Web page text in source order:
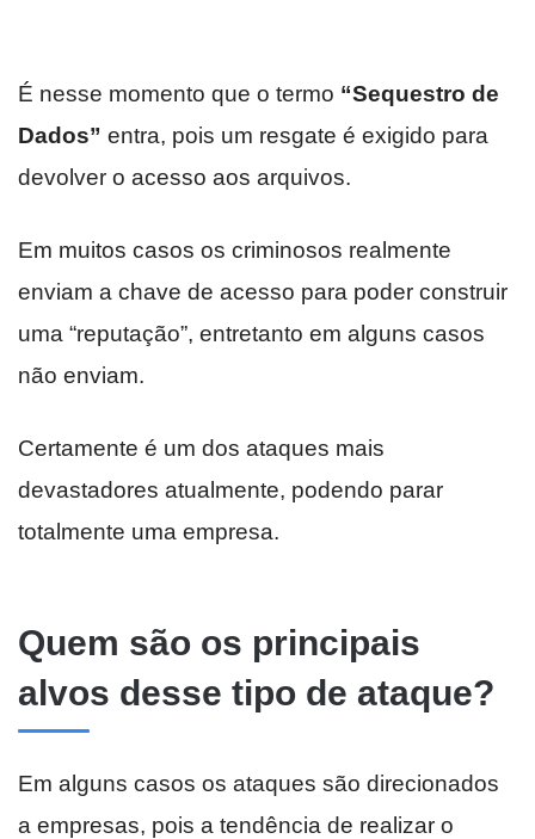
É nesse momento que o termo “Sequestro de
Dados” entra, pois um resgate é exigido para
devolver o acesso aos arquivos.
Em muitos casos os criminosos realmente
enviam a chave de acesso para poder construir
uma “reputação”, entretanto em alguns casos
não enviam.
Certamente é um dos ataques mais
devastadores atualmente, podendo parar
totalmente uma empresa.
Quem são os principais
alvos desse tipo de ataque?
Em alguns casos os ataques são direcionados
a empresas, pois a tendência de realizar o